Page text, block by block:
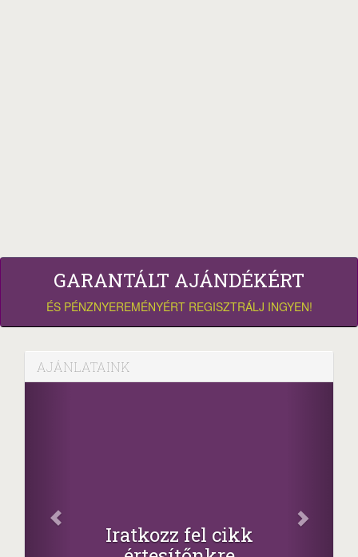
GARANTÁLT AJÁNDÉKÉRT
ÉS PÉNZNYEREMÉNYÉRT REGISZTRÁLJ INGYEN!
AJÁNLATAINK
Iratkozz fel cikk